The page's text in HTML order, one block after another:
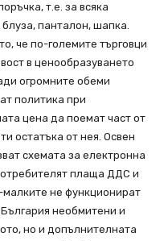
т.е. за всяка
панталон, шапка.
че по-големите търговци
в ценообразуването
огромните обеми
политика при
цена да поемат част от
остатъка от нея. Освен
схемата за електронна
плаща ДДС и
не функционират
необмитени и
но и допълнителната